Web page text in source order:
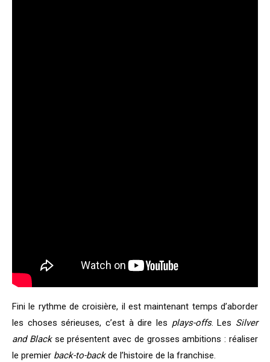
Fini le rythme de croisière, il est maintenant temps d’aborder
les choses sérieuses, c’est à dire les plays-offs. Les Silver
and Blackse présentent avec de grosses ambitions : réaliser
le premier back-to-backde l’histoire de la franchise.